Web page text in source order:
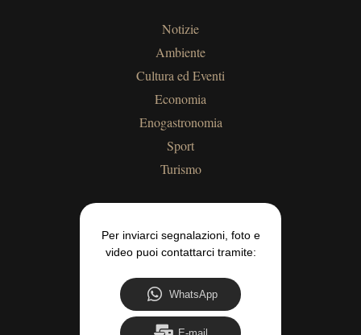
Notizie
Ambiente
Cultura ed Eventi
Economia
Enogastronomia
Sport
Turismo
Per inviarci segnalazioni, foto e
video puoi contattarci tramite:
WhatsApp